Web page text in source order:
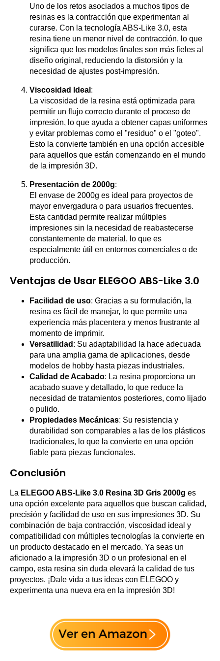
Uno de los retos asociados a muchos tipos de
resinas es la contracción que experimentan al
curarse. Con la tecnología ABS-Like 3.0, esta
resina tiene un menor nivel de contracción, lo que
significa que los modelos finales son más fieles al
diseño original, reduciendo la distorsión y la
necesidad de ajustes post-impresión.
Viscosidad Ideal :
La viscosidad de la resina está optimizada para
permitir un flujo correcto durante el proceso de
impresión, lo que ayuda a obtener capas uniformes
y evitar problemas como el "residuo" o el "goteo".
Esto la convierte también en una opción accesible
para aquellos que están comenzando en el mundo
de la impresión 3D.
Presentación de 2000g:
El envase de 2000g es ideal para proyectos de
mayor envergadura o para usuarios frecuentes.
Esta cantidad permite realizar múltiples
impresiones sin la necesidad de reabastecerse
constantemente de material, lo que es
especialmente útil en entornos comerciales o de
producción.
Ventajas de Usar ELEGOO ABS-Like 3.0
Facilidad de uso: Gracias a su formulación, la
resina es fácil de manejar, lo que permite una
experiencia más placentera y menos frustrante al
momento de imprimir.
Versatilidad : Su adaptabilidad la hace adecuada
para una amplia gama de aplicaciones, desde
modelos de hobby hasta piezas industriales.
Calidad de Acabado: La resina proporciona un
acabado suave y detallado, lo que reduce la
necesidad de tratamientos posteriores, como lijado
o pulido.
Propiedades Mecánicas: Su resistencia y
durabilidad son comparables a las de los plásticos
tradicionales, lo que la convierte en una opción
fiable para piezas funcionales.
Conclusión
La ELEGOO ABS-Like 3.0 Resina 3D Gris 2000g es
una opción excelente para aquellos que buscan calidad,
precisión y facilidad de uso en sus impresiones 3D. Su
combinación de baja contracción, viscosidad ideal y
compatibilidad con múltiples tecnologías la convierte en
un producto destacado en el mercado. Ya seas un
aficionado a la impresión 3D o un profesional en el
campo, esta resina sin duda elevará la calidad de tus
proyectos. ¡Dale vida a tus ideas con ELEGOO y
experimenta una nueva era en la impresión 3D!